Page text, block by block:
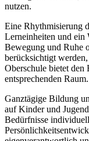
nutzen.
Eine Rhythmisierung
Lerneinheiten und ein
Bewegung und Ruhe
berücksichtigt
Oberschule bietet den
entsprechenden Raum.
Ganztägige Bildung
auf Kinder und
Bedürfnisse